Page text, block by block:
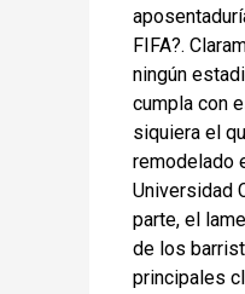
FIFA?.
ningún
cumpla con
siquiera el
remodelado
Universidad
parte, el
de los
principales